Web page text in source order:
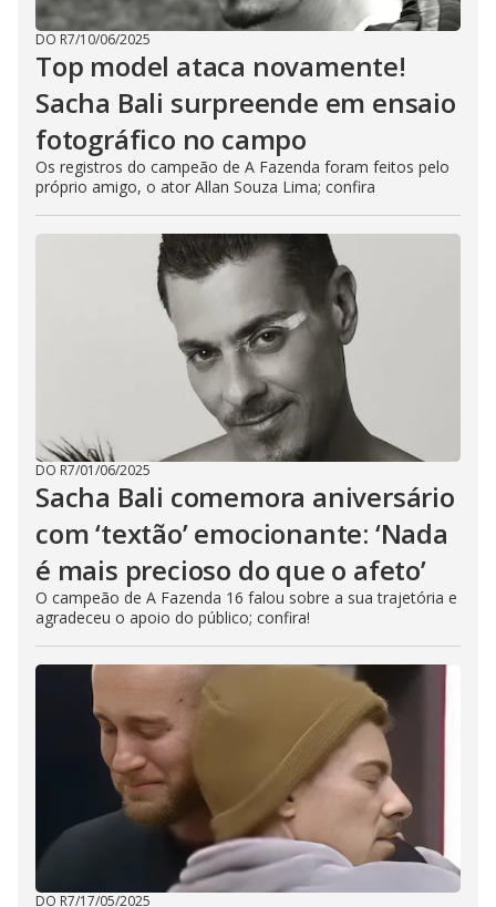
DO R7/10/06/2025
Top model ataca novamente!
Sacha Bali surpreende em ensaio
fotográfico no campo
Os registros do campeão de A Fazenda foram feitos pelo
próprio amigo, o ator Allan Souza Lima; confira
DO R7/01/06/2025
Sacha Bali comemora aniversário
com ‘textão’ emocionante: ‘Nada
é mais precioso do que o afeto’
O campeão de A Fazenda 16 falou sobre a sua trajetória e
agradeceu o apoio do público; confira!
DO R7/17/05/2025